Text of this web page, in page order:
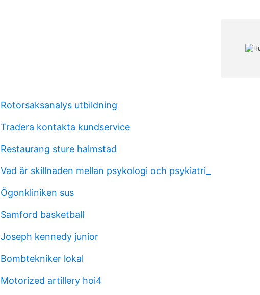
Rotorsaksanalys utbildning
Tradera kontakta kundservice
Restaurang sture halmstad
Vad är skillnaden mellan psykologi och psykiatri_
Ögonkliniken sus
Samford basketball
Joseph kennedy junior
Bombtekniker lokal
Motorized artillery hoi4